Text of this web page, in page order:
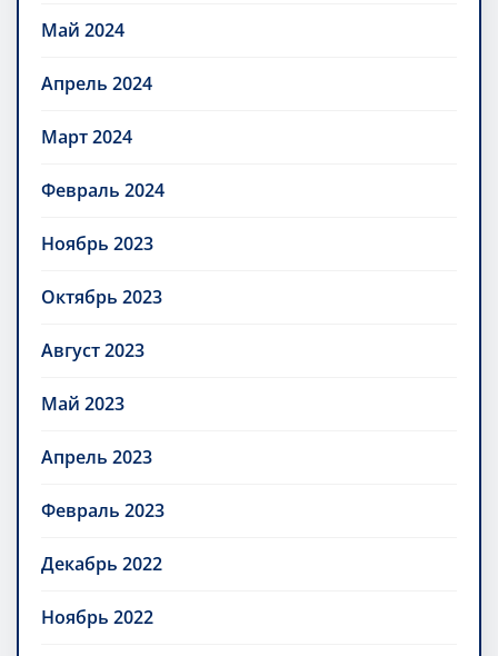
Май 2024
Апрель 2024
Март 2024
Февраль 2024
Ноябрь 2023
Октябрь 2023
Август 2023
Май 2023
Апрель 2023
Февраль 2023
Декабрь 2022
Ноябрь 2022